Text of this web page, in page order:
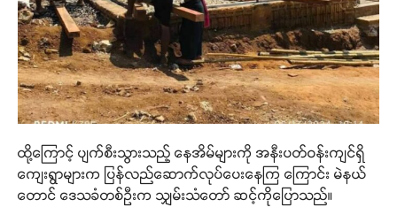
ထို့ကြောင့် ပျက်စီးသွားသည့် နေအိမ်များကို အနီးပတ်ဝန်းကျင်ရှိ
ကျေးရွာများက ပြန်လည်ဆောက်လုပ်ပေးနေကြ ကြောင်း မဲနယ်
တောင် ဒေသခံတစ်ဦးက သျှမ်းသံတော် ဆင့်ကိုပြောသည်။